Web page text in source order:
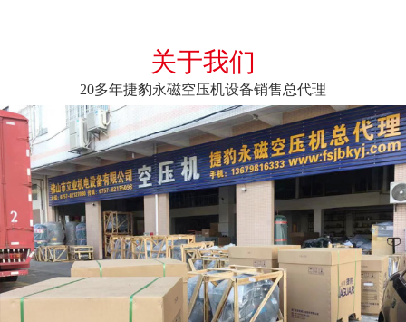
关于我们
20多年捷豹永磁空压机设备销售总代理